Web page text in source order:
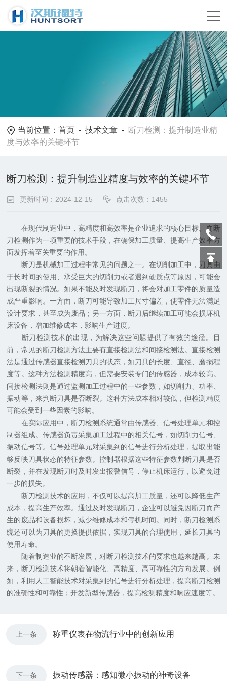
当前位置：首页 -技术文章 - 断刀检测：提升制造业精
度与效率的关键环节
断刀检测：提升制造业精度与效率的关键环节
更新时间：2024-12-15 点击次数：1455
在现代制造业中，高精度和高效率是企业追求的核心目标。而断
刀检测作为一项重要的技术手段，在确保加工质量、提高生产效率方
面发挥着至关重要的作用。
断刀是机械加工过程中常见的问题之一。在切削加工中，刀具由
于长时间的使用、承受巨大的切削力或者遇到硬质点等原因，可能会
出现断裂的情况。如果不能及时发现断刀，将会对加工零件的质量造
成严重影响。一方面，断刀可能导致加工尺寸偏差，使零件无法满足
设计要求，甚至成为废品；另一方面，断刀后继续加工可能会损坏机
床设备，增加维修成本，影响生产进度。
断刀检测技术的出现，为解决这些问题提供了有效的途径。目
前，常见的断刀检测方法主要有直接检测法和间接检测法。直接检测
法是通过传感器直接检测刀具的状态，如刀具的长度、直径、磨损程
度等。这种方法检测精度高，但需要安装专门的传感器，成本较高。
间接检测法则是通过监测加工过程中的一些参数，如切削力、功率、
振动等，来判断刀具是否断裂。这种方法成本相对较低，但检测精度
可能会受到一些因素的影响。
在实际应用中，断刀检测系统通常由传感器、信号处理单元和控
制器组成。传感器负责采集加工过程中的相关信号，如切削力信号、
振动信号等。信号处理单元对采集到的信号进行分析处理，提取出能
够反映刀具状态的特征参数。控制器根据这些特征参数判断刀具是否
断裂，并在发现断刀时及时发出报警信号，停止机床运行，以避免进
一步的损失。
断刀检测技术的应用，不仅可以提高加工质量，还可以降低生产
成本，提高生产效率。通过及时发现断刀，企业可以避免因断刀而产
生的废品和设备损坏，减少维修成本和停机时间。同时，断刀检测系
统还可以为刀具的更换提供依据，实现刀具的合理使用，延长刀具的
使用寿命。
随着制造业的不断发展，对断刀检测技术的要求也越来越高。未
来，断刀检测技术将朝着智能化、高精度、高可靠性的方向发展。例
如，利用人工智能技术对采集到的信号进行分析处理，提高断刀检测
的准确性和可靠性；开发新型传感器，提高检测精度和响应速度等。
上一条 称重仪表在物流行业中的创新应用
下一条 振动传感器：感知微小振动的神奇设备